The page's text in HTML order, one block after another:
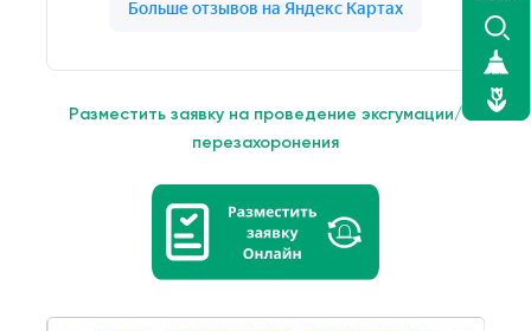
Разместить заявку на проведение эксгумации/
перезахоронения